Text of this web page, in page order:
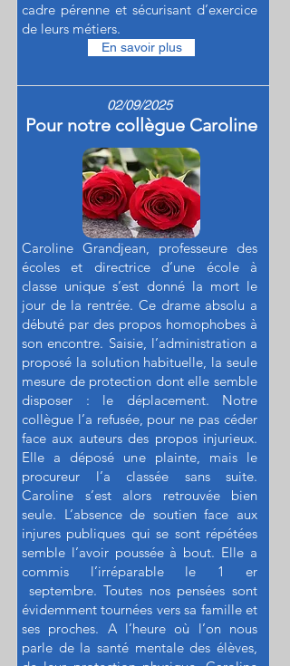
cadre pérenne et sécurisant d’exercice
de leurs métiers.
En savoir plus
02/09/2025
Pour notre collègue Caroline
Caroline Grandjean, professeure des
écoles et directrice d’une école à
classe unique s’est donné la mort le
jour de la rentrée. Ce drame absolu a
débuté par des propos homophobes à
son encontre. Saisie, l’administration a
proposé la solution habituelle, la seule
mesure de protection dont elle semble
disposer : le déplacement. Notre
collègue l’a refusée, pour ne pas céder
face aux auteurs des propos injurieux.
Elle a déposé une plainte, mais le
procureur l’a classée sans suite.
Caroline s’est alors retrouvée bien
seule. L’absence de soutien face aux
injures publiques qui se sont répétées
semble l’avoir poussée à bout. Elle a
commis l’irréparable le 1 er
septembre. Toutes nos pensées sont
évidemment tournées vers sa famille et
ses proches. A l’heure où l’on nous
parle de la santé mentale des élèves,